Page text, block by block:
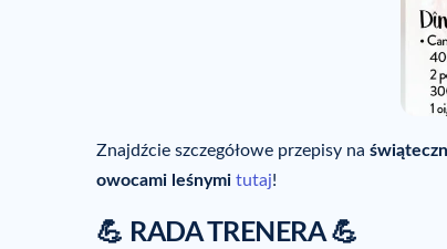
Znajdźcie szczegółowe przepisy na
owocami leśnymi tutaj!
💪 RADA TRENERA 💪